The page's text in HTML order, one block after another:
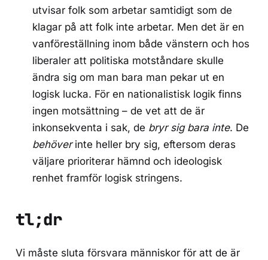
utvisar folk som arbetar samtidigt som de
klagar på att folk inte arbetar. Men det är en
vanföreställning inom både vänstern och hos
liberaler att politiska motståndare skulle
ändra sig om man bara man pekar ut en
logisk lucka. För en nationalistisk logik finns
ingen motsättning – de vet att de är
inkonsekventa i sak, de bryr sig bara inte. De
behöverinte heller bry sig, eftersom deras
väljare prioriterar hämnd och ideologisk
renhet framför logisk stringens.
tl;dr
Vi måste sluta försvara människor för att de är